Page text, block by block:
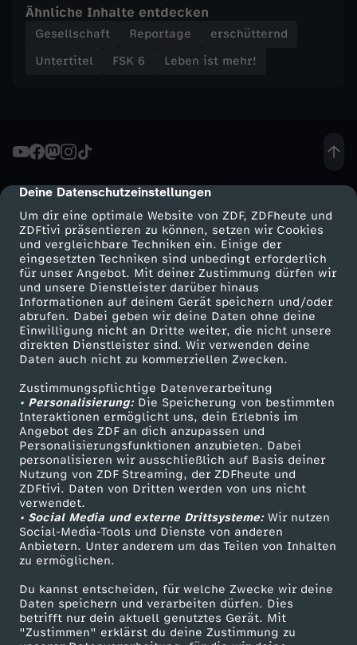
cmp-dialog-description
Deine Datenschutzeinstellungen
Um dir eine optimale Website von ZDF, ZDFheute und
ZDFtivi präsentieren zu können, setzen wir Cookies
und vergleichbare Techniken ein. Einige der
eingesetzten Techniken sind unbedingt erforderlich
für unser Angebot. Mit deiner Zustimmung dürfen wir
und unsere Dienstleister darüber hinaus
Informationen auf deinem Gerät speichern und/oder
abrufen. Dabei geben wir deine Daten ohne deine
Einwilligung nicht an Dritte weiter, die nicht unsere
direkten Dienstleister sind. Wir verwenden deine
Daten auch nicht zu kommerziellen Zwecken.
Zustimmungspflichtige Datenverarbeitung
• Personalisierung:Die Speicherung von bestimmten
Interaktionen ermöglicht uns, dein Erlebnis im
Angebot des ZDF an dich anzupassen und
Personalisierungsfunktionen anzubieten. Dabei
personalisieren wir ausschließlich auf Basis deiner
Nutzung von ZDF Streaming, der ZDFheute und
ZDFtivi. Daten von Dritten werden von uns nicht
verwendet.
• Social Media und externe Drittsysteme:Wir nutzen
Social-Media-Tools und Dienste von anderen
Anbietern. Unter anderem um das Teilen von Inhalten
zu ermöglichen.
Du kannst entscheiden, für welche Zwecke wir deine
Daten speichern und verarbeiten dürfen. Dies
betrifft nur dein aktuell genutztes Gerät. Mit
"Zustimmen" erklärst du deine Zustimmung zu
c
h
K
a
m
p
f
u
m
s
L
e
b
e
n
Ähnliche Inhalte entdecken
Gesellschaft Reportage
erschütternd
Untertitel
FSK 6 Leben ist mehr!
Mehr ZDF
ZDF-Apps
Smart TV
ZDFtext
Livestreams
Sendungen A-Z
TV-Programm
Service
ZDFmitreden
Kontakt zum ZDF
Tickets
Zuschauerservice
Hilfe
ZDF Unternehmen
Karriere
ZDF goes Schule
Werbefernsehen